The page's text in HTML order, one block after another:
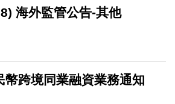
海外監管公告-其他
幣跨境同業融資業務通知